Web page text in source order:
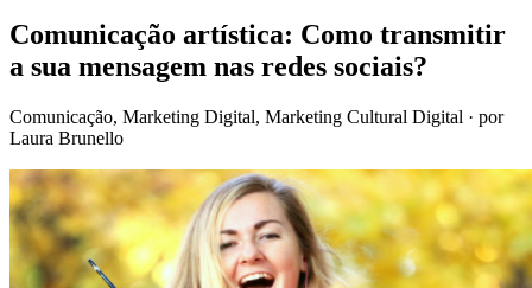
Comunicação artística: Como transmitir
a sua mensagem nas redes sociais?
Comunicação, Marketing Digital, Marketing Cultural Digital · por
Laura Brunello